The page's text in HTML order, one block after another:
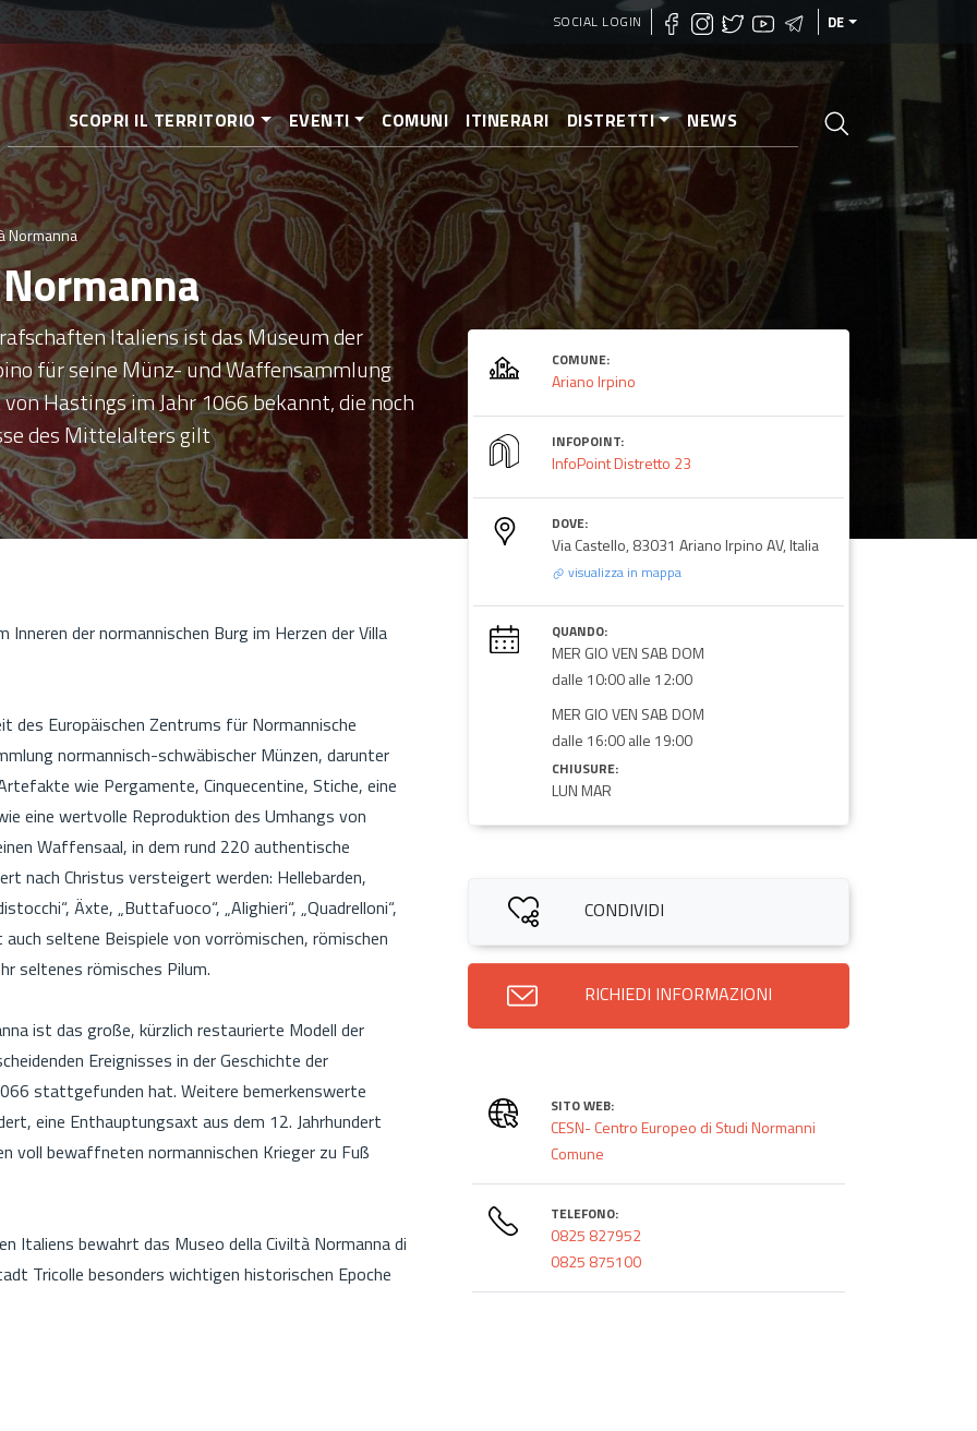
Direkt
zum
Inhalt
SOCIAL LOGIN DE
SCOPRI IL TERRITORIO EVENTI COMUNI ITINERARI DISTRETTI NEWS
Normanna
Italiens ist das Museum der
für seine Münz- und Waffensammlung
Hastings im Jahr 1066 bekannt, die noch
des Mittelalters gilt
der normannischen Burg im Herzen der Villa
des Europäischen Zentrums für Normannische
normannisch-schwäbischer Münzen, darunter
wie Pergamente, Cinquecentine, Stiche, eine
eine wertvolle Reproduktion des Umhangs von
Waffensaal, in dem rund 220 authentische
nach Christus versteigert werden: Hellebarden,
Äxte, „Buttafuoco“, „Alighieri“, „Quadrelloni“,
seltene Beispiele von vorrömischen, römischen
seltenes römisches Pilum.
ist das große, kürzlich restaurierte Modell der
Ereignisses in der Geschichte der
stattgefunden hat. Weitere bemerkenswerte
eine Enthauptungsaxt aus dem 12. Jahrhundert
voll bewaffneten normannischen Krieger zu Fuß
Italiens bewahrt das Museo della Civiltà Normanna di
Tricolle besonders wichtigen historischen Epoche
COMUNE:
Ariano Irpino
INFOPOINT:
InfoPoint Distretto 23
DOVE:
Via Castello, 83031 Ariano Irpino AV, Italia
visualizza in mappa
QUANDO:
MER GIO VEN SAB DOM
dalle 10:00 alle 12:00
MER GIO VEN SAB DOM
dalle 16:00 alle 19:00
CHIUSURE:
LUN MAR
CONDIVIDI
RICHIEDI INFORMAZIONI
SITO WEB:
CESN- Centro Europeo di Studi Normanni
Comune
TELEFONO:
0825 827952
0825 875100